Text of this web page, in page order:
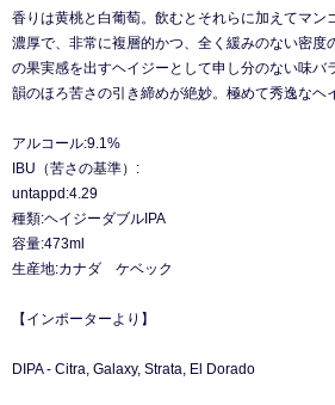
香りは黄桃と白葡萄。飲むとそれらに加えてマン
濃厚で、非常に複層的かつ、全く緩みのない密度
の果実感を出すヘイジーとして申し分のない味バ
韻のほろ苦さの引き締めが絶妙。極めて秀逸なヘ
アルコール:9.1%
IBU（苦さの基準）:
untappd:4.29
種類:ヘイジーダブルIPA
容量:473ml
生産地:カナダ ケベック
【インポーターより】
DIPA - Citra, Galaxy, Strata, El Dorado